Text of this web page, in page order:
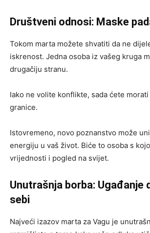
Društveni odnosi: Maske
Tokom marta možete shvatiti da ne
iskrenost. Jedna osoba iz vašeg kruga
drugačiju stranu.
Iako ne volite konflikte, sada ćete
granice.
Istovremeno, novo poznanstvo može
energiju u vaš život. Biće to osoba s
vrijednosti i pogled na svijet.
Unutrašnja borba: Ugađanje
sebi
Najveći izazov marta za Vagu je